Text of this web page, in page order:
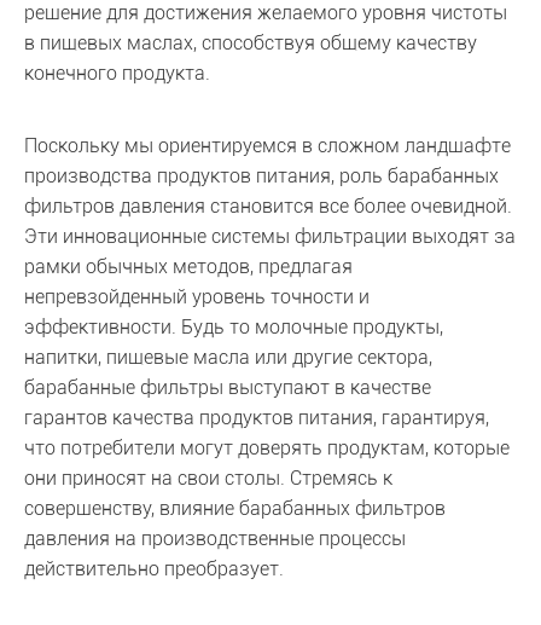
решение для достижения желаемого уровня чистоты
в пищевых маслах, способствуя общему качеству
конечного продукта.
Поскольку мы ориентируемся в сложном ландшафте
производства продуктов питания, роль барабанных
фильтров давления становится все более очевидной.
Эти инновационные системы фильтрации выходят за
рамки обычных методов, предлагая
непревзойденный уровень точности и
эффективности. Будь то молочные продукты,
напитки, пищевые масла или другие сектора,
барабанные фильтры выступают в качестве
гарантов качества продуктов питания, гарантируя,
что потребители могут доверять продуктам, которые
они приносят на свои столы. Стремясь к
совершенству, влияние барабанных фильтров
давления на производственные процессы
действительно преобразует.